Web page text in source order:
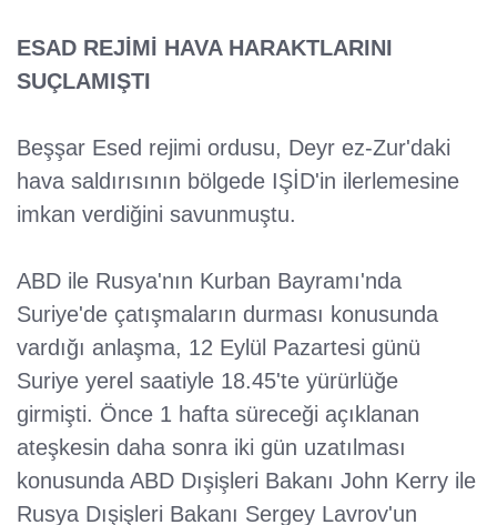
ESAD REJİMİ HAVA HARAKTLARINI
SUÇLAMIŞTI
Beşşar Esed rejimi ordusu, Deyr ez-Zur'daki
hava saldırısının bölgede IŞİD'in ilerlemesine
imkan verdiğini savunmuştu.
ABD ile Rusya'nın Kurban Bayramı'nda
Suriye'de çatışmaların durması konusunda
vardığı anlaşma, 12 Eylül Pazartesi günü
Suriye yerel saatiyle 18.45'te yürürlüğe
girmişti. Önce 1 hafta süreceği açıklanan
ateşkesin daha sonra iki gün uzatılması
konusunda ABD Dışişleri Bakanı John Kerry ile
Rusya Dışişleri Bakanı Sergey Lavrov'un